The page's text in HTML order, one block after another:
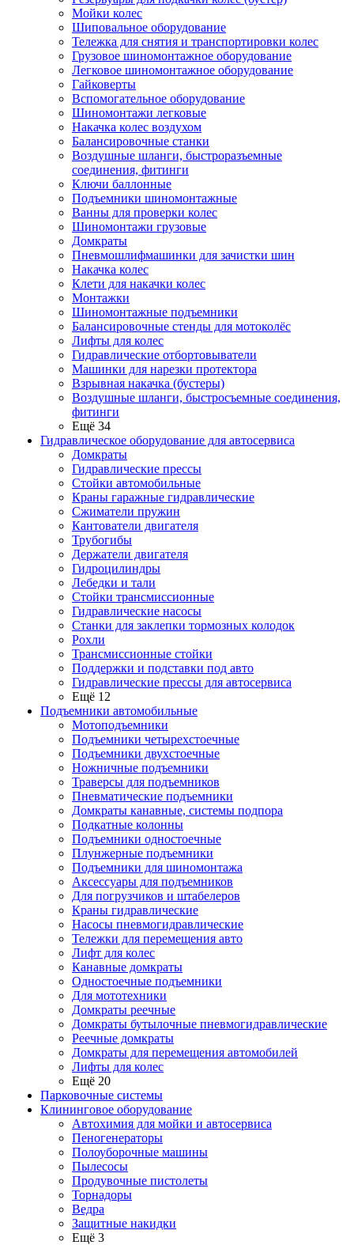
Мойки колес
Шиповальное оборудование
Тележка для снятия и транспортировки колес
Грузовое шиномонтажное оборудование
Легковое шиномонтажное оборудование
Гайковерты
Вспомогательное оборудование
Шиномонтажи легковые
Накачка колес воздухом
Балансировочные станки
Воздушные шланги, быстроразъемные
соединения, фитинги
Ключи баллонные
Подъемники шиномонтажные
Ванны для проверки колес
Шиномонтажи грузовые
Домкраты
Пневмошлифмашинки для зачистки шин
Накачка колес
Клети для накачки колес
Монтажки
Шиномонтажные подъемники
Балансировочные стенды для мотоколёс
Лифты для колес
Гидравлические отбортовыватели
Машинки для нарезки протектора
Взрывная накачка (бустеры)
Воздушные шланги, быстросъемные соединения,
фитинги
Ещё 34
Гидравлическое оборудование для автосервиса
Домкраты
Гидравлические прессы
Стойки автомобильные
Краны гаражные гидравлические
Сжиматели пружин
Кантователи двигателя
Трубогибы
Держатели двигателя
Гидроцилиндры
Лебедки и тали
Стойки трансмиссионные
Гидравлические насосы
Cтанки для заклепки тормозных колодок
Рохли
Трансмиссионные стойки
Поддержки и подставки под авто
Гидравлические прессы для автосервиса
Ещё 12
Подъемники автомобильные
Мотоподъемники
Подъемники четырехстоечные
Подъемники двухстоечные
Ножничные подъемники
Траверсы для подъемников
Пневматические подъемники
Домкраты канавные, системы подпора
Подкатные колонны
Подъемники одностоечные
Плунжерные подъемники
Подъемники для шиномонтажа
Аксессуары для подъемников
Для погрузчиков и штабелеров
Краны гидравлические
Насосы пневмогидравлические
Тележки для перемещения авто
Лифт для колес
Канавные домкраты
Одностоечные подъемники
Для мототехники
Домкраты реечные
Домкраты бутылочные пневмогидравлические
Реечные домкраты
Домкраты для перемещения автомобилей
Лифты для колес
Ещё 20
Парковочные системы
Клининговое оборудование
Автохимия для мойки и автосервиса
Пеногенераторы
Полоуборочные машины
Пылесосы
Продувочные пистолеты
Торнадоры
Ведра
Защитные накидки
Ещё 3